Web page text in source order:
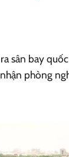
sân bay
phòng